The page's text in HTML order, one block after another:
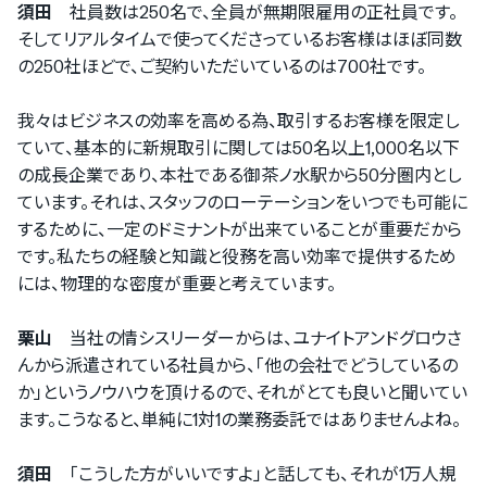
須田 社員数は250名で、全員が無期限雇用の正社員です。
そしてリアルタイムで使ってくださっているお客様はほぼ同数
の250社ほどで、ご契約いただいているのは700社です。
我々はビジネスの効率を高める為、取引するお客様を限定し
ていて、基本的に新規取引に関しては50名以上1,000名以下
の成長企業であり、本社である御茶ノ水駅から50分圏内とし
ています。それは、スタッフのローテーションをいつでも可能に
するために、一定のドミナントが出来ていることが重要だから
です。私たちの経験と知識と役務を高い効率で提供するため
には、物理的な密度が重要と考えています。
栗山 当社の情シスリーダーからは、ユナイトアンドグロウさ
んから派遣されている社員から、「他の会社でどうしているの
か」というノウハウを頂けるので、それがとても良いと聞いてい
ます。こうなると、単純に1対1の業務委託ではありませんよね。
須田 「こうした方がいいですよ」と話しても、それが1万人規